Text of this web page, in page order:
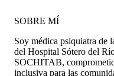
SOBRE MÍ
Soy médica psiquiatra de
del Hospital Sótero del
SOCHITAB,
inclusiva para las